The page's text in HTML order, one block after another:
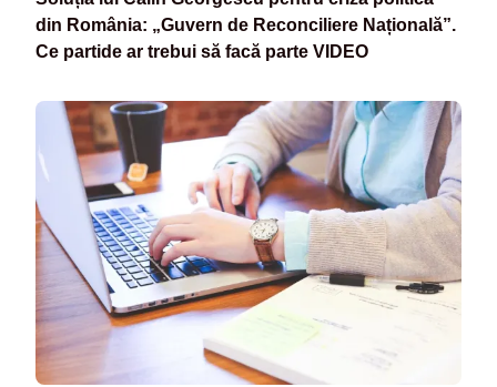
din România: „Guvern de Reconciliere Națională”.
Ce partide ar trebui să facă parte VIDEO